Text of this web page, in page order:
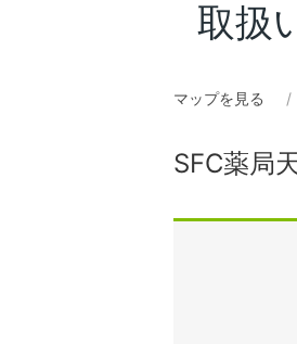
取扱
マップを見る
SFC薬局